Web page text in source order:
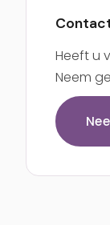
Heeft u
Neem